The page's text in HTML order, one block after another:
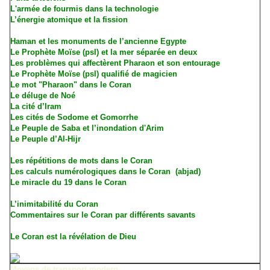
L'armée de fourmis dans la technologie
L’énergie atomique et la fission
Haman et les monuments de l’ancienne Egypte
Le Prophète Moïse (psl) et la mer séparée en deux
Les problèmes qui affectèrent Pharaon et son entourage
Le Prophète Moïse (psl) qualifié de magicien
Le mot "Pharaon" dans le Coran
Le déluge de Noé
La cité d’Iram
Les cités de Sodome et Gomorrhe
Le Peuple de Saba et l’inondation d'Arim
Le Peuple d’Al-Hijr
Les répétitions de mots dans le Coran
Les calculs numérologiques dans le Coran (abjad)
Le miracle du 19 dans le Coran
L’inimitabilité du Coran
Commentaires sur le Coran par différents savants
Le Coran est la révélation de Dieu